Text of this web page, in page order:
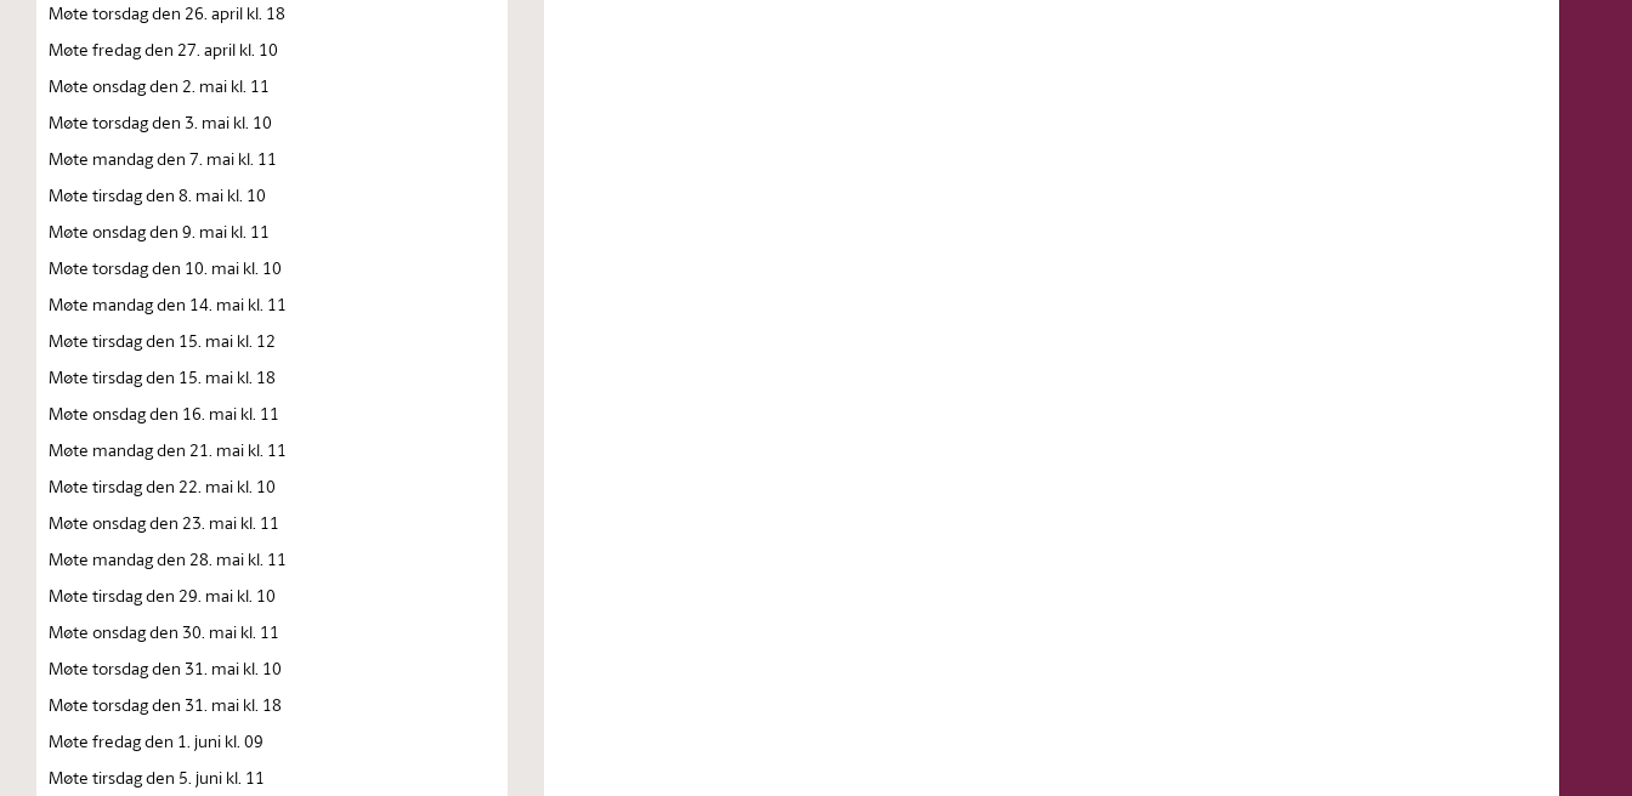
Møte torsdag den 26. april kl. 18
Møte fredag den 27. april kl. 10
Møte onsdag den 2. mai kl. 11
Møte torsdag den 3. mai kl. 10
Møte mandag den 7. mai kl. 11
Møte tirsdag den 8. mai kl. 10
Møte onsdag den 9. mai kl. 11
Møte torsdag den 10. mai kl. 10
Møte mandag den 14. mai kl. 11
Møte tirsdag den 15. mai kl. 12
Møte tirsdag den 15. mai kl. 18
Møte onsdag den 16. mai kl. 11
Møte mandag den 21. mai kl. 11
Møte tirsdag den 22. mai kl. 10
Møte onsdag den 23. mai kl. 11
Møte mandag den 28. mai kl. 11
Møte tirsdag den 29. mai kl. 10
Møte onsdag den 30. mai kl. 11
Møte torsdag den 31. mai kl. 10
Møte torsdag den 31. mai kl. 18
Møte fredag den 1. juni kl. 09
Møte tirsdag den 5. juni kl. 11